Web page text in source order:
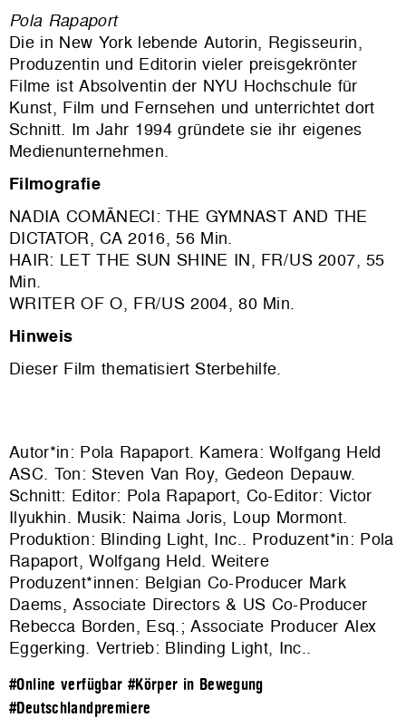
Pola Rapaport
Die in New York lebende Autorin, Regisseurin,
Produzentin und Editorin vieler preisgekrönter
Filme ist Absolventin der NYU Hochschule für
Kunst, Film und Fernsehen und unterrichtet dort
Schnitt. Im Jahr 1994 gründete sie ihr eigenes
Medienunternehmen.
Filmografie
NADIA COMĀNECI: THE GYMNAST AND THE
DICTATOR, CA 2016, 56 Min.
HAIR: LET THE SUN SHINE IN, FR/US 2007, 55
Min.
WRITER OF O, FR/US 2004, 80 Min.
Hinweis
Dieser Film thematisiert Sterbehilfe.
Autor*in: Pola Rapaport. Kamera: Wolfgang Held
ASC. Ton: Steven Van Roy, Gedeon Depauw.
Schnitt: Editor: Pola Rapaport, Co-Editor: Victor
Ilyukhin. Musik: Naima Joris, Loup Mormont.
Produktion: Blinding Light, Inc.. Produzent*in: Pola
Rapaport, Wolfgang Held. Weitere
Produzent*innen: Belgian Co-Producer Mark
Daems, Associate Directors & US Co-Producer
Rebecca Borden, Esq.; Associate Producer Alex
Eggerking. Vertrieb: Blinding Light, Inc..
#Online verfügbar #Körper in Bewegung
#Deutschlandpremiere